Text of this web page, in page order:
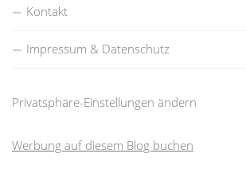
Kontakt
Impressum & Datenschutz
Privatsphäre-Einstellungen ändern
Werbung auf diesem Blog buchen